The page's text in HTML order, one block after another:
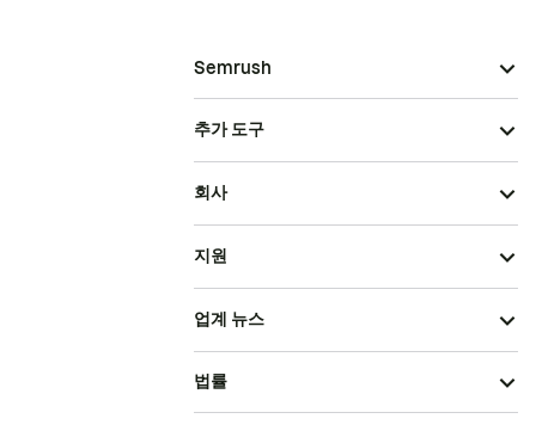
Semrush
추가 도구
회사
지원
업계 뉴스
법률